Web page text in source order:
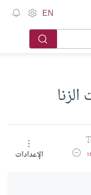
EN
الخط
تقليل حجم الخطالإعدادات